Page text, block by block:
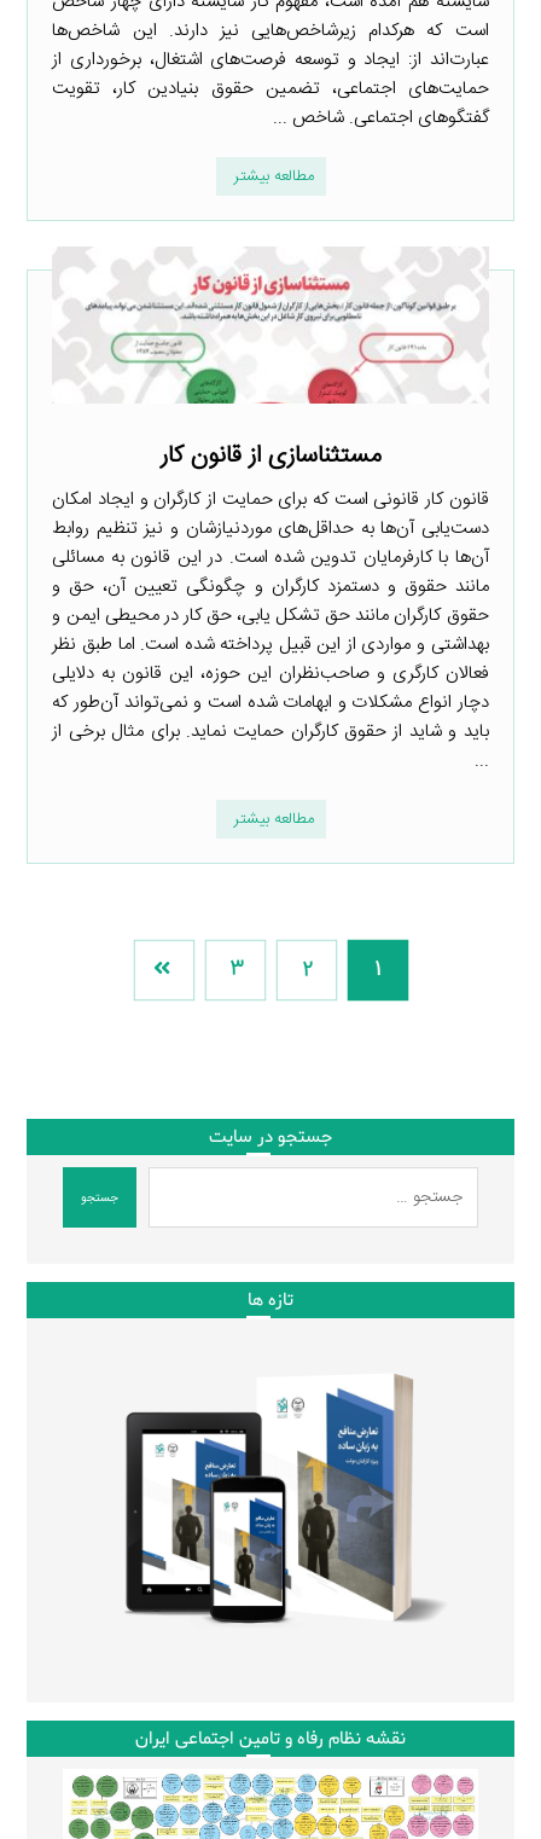
است که هرکدام زیرشاخص‌هایی نیز دارند. این شاخص‌ها
عبارت‌اند از: ایجاد و توسعه فرصت‌های اشتغال، برخورداری از
حمایت‌های اجتماعی، تضمین حقوق بنیادین کار، تقویت
گفتگوهای اجتماعی. شاخص ...
مطالعه بیشتر
مستثناسازی از قانون کار
قانون کار قانونی است که برای حمایت از کارگران و ایجاد امکان
دست‌یابی آن‌ها به حداقل‌های موردنیازشان و نیز تنظیم روابط
آن‌ها با کارفرمایان تدوین شده است. در این قانون به مسائلی
مانند حقوق و دستمزد کارگران و چگونگی تعیین آن، حق و
حقوق کارگران مانند حق تشکل یابی، حق کار در محیطی ایمن و
بهداشتی و مواردی از این قبیل پرداخته شده است. اما طبق نظر
فعالان کارگری و صاحب‌نظران این حوزه، این قانون به دلایلی
دچار انواع مشکلات و ابهامات شده است و نمی‌تواند آن‌طور که
باید و شاید از حقوق کارگران حمایت نماید. برای مثال برخی از
...
مطالعه بیشتر
1
2
3
جستجو در سایت
جستجو
تازه ها
نقشه نظام رفاه و تامین اجتماعی ایران